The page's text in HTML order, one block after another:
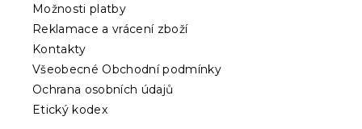
Možnosti platby
Reklamace a vrácení zboží
Kontakty
Všeobecné Obchodní podmínky
Ochrana osobních údajů
Etický kodex